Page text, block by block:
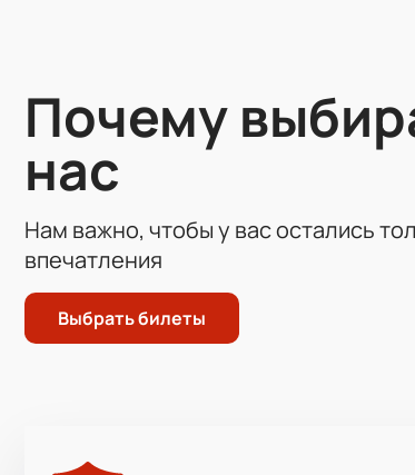
Почему
нас
Нам важно, чтобы у вас остались
впечатления
Выбрать билеты